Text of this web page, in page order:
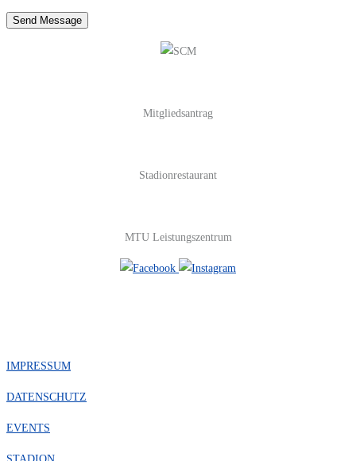
Mitgliedsantrag
Stadionrestaurant
MTU Leistungszentrum
IMPRESSUM
DATENSCHUTZ
EVENTS